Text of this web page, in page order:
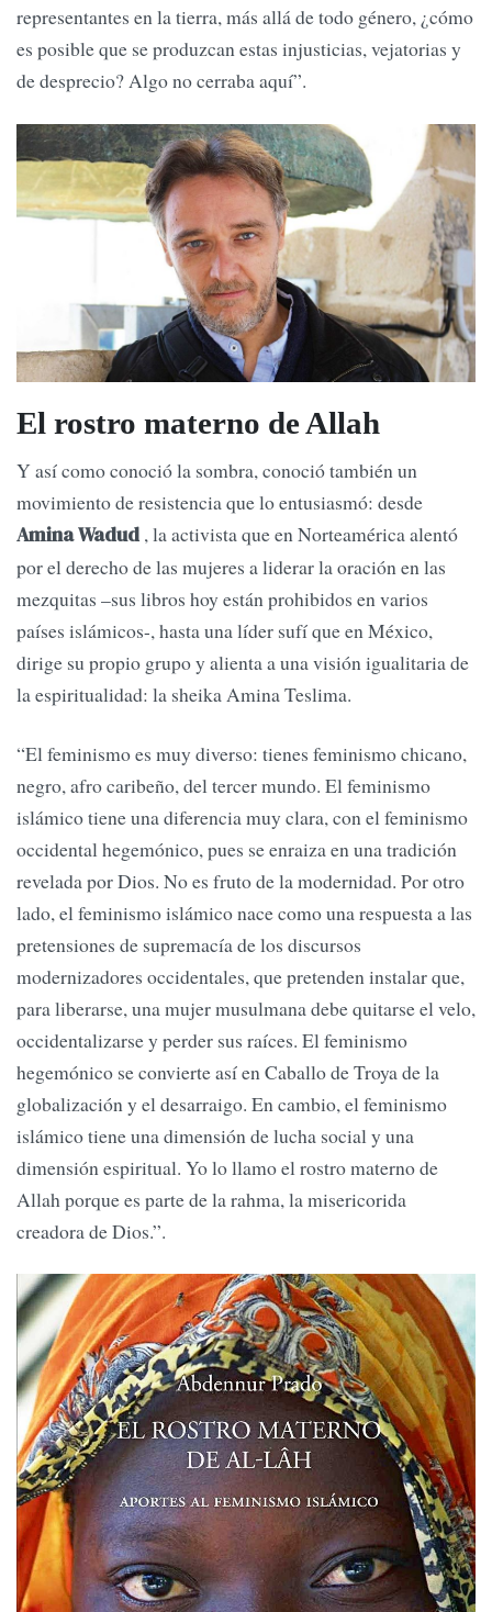
representantes en la tierra, más allá de todo género, ¿cómo
es posible que se produzcan estas injusticias, vejatorias y
de desprecio? Algo no cerraba aquí”.
El rostro materno de Allah
Y así como conoció la sombra, conoció también un
movimiento de resistencia que lo entusiasmó: desde
Amina Wadud , la activista que en Norteamérica alentó
por el derecho de las mujeres a liderar la oración en las
mezquitas –sus libros hoy están prohibidos en varios
países islámicos-, hasta una líder sufí que en México,
dirige su propio grupo y alienta a una visión igualitaria de
la espiritualidad: la sheika Amina Teslima.
“El feminismo es muy diverso: tienes feminismo chicano,
negro, afro caribeño, del tercer mundo. El feminismo
islámico tiene una diferencia muy clara, con el feminismo
occidental hegemónico, pues se enraiza en una tradición
revelada por Dios. No es fruto de la modernidad. Por otro
lado, el feminismo islámico nace como una respuesta a las
pretensiones de supremacía de los discursos
modernizadores occidentales, que pretenden instalar que,
para liberarse, una mujer musulmana debe quitarse el velo,
occidentalizarse y perder sus raíces. El feminismo
hegemónico se convierte así en Caballo de Troya de la
globalización y el desarraigo. En cambio, el feminismo
islámico tiene una dimensión de lucha social y una
dimensión espiritual. Yo lo llamo el rostro materno de
Allah porque es parte de la rahma, la misericorida
creadora de Dios.”.